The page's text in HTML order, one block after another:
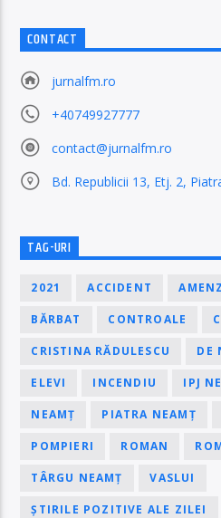
CONTACT
jurnalfm.ro
+40749927777
contact@jurnalfm.ro
Bd. Republicii 13, Etj. 2,
TAG-URI
2021 ACCIDENT
BĂRBAT CONTROALE
CRISTINA RĂDULESCU DE
ELEVI INCENDIU IPJ
NEAMȚ PIATRA NEAMȚ
POMPIERI ROMAN
TÂRGU NEAMȚ VASLUI
ȘTIRILE POZITIVE ALE ZILEI